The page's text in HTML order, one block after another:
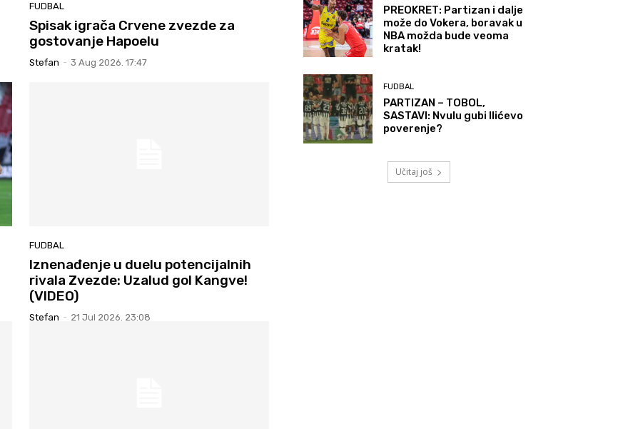
FUDBAL
Spisak igrača Crvene zvezde za
gostovanje Hapoelu
Stefan - 3 Aug 2026. 17:47
FUDBAL
Iznenađenje u duelu potencijalnih
rivala Zvezde: Uzalud gol Kangve!
(VIDEO)
Stefan - 21 Jul 2026. 23:08
PREOKRET: Partizan i dalje
može do Vokera, boravak u
NBA možda bude veoma
kratak!
FUDBAL
PARTIZAN – TOBOL,
SASTAVI: Nvulu gubi Ilićevo
poverenje?
Učitaj još